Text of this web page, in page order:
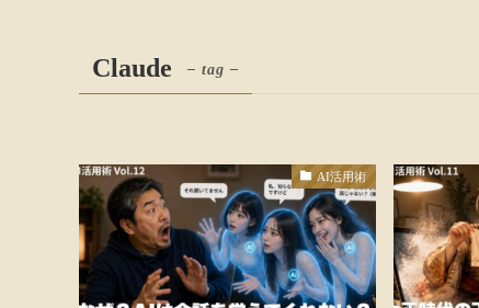
Claude – tag –
AI活用術